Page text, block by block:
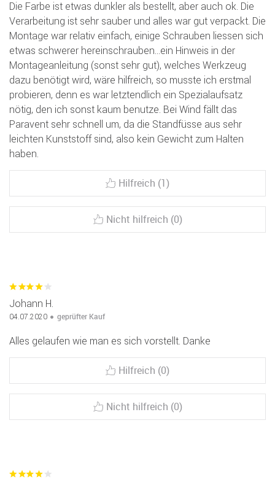
Die Farbe ist etwas dunkler als bestellt, aber auch ok. Die
Verarbeitung ist sehr sauber und alles war gut verpackt. Die
Montage war relativ einfach, einige Schrauben liessen sich
etwas schwerer hereinschrauben...ein Hinweis in der
Montageanleitung (sonst sehr gut), welches Werkzeug
dazu benötigt wird, wäre hilfreich, so musste ich erstmal
probieren, denn es war letztendlich ein Spezialaufsatz
nötig, den ich sonst kaum benutze. Bei Wind fällt das
Paravent sehr schnell um, da die Standfüsse aus sehr
leichten Kunststoff sind, also kein Gewicht zum Halten
haben.
Hilfreich (1)
Nicht hilfreich (0)
Johann H.
04.07.2020 geprüfter Kauf
Alles gelaufen wie man es sich vorstellt. Danke
Hilfreich (0)
Nicht hilfreich (0)